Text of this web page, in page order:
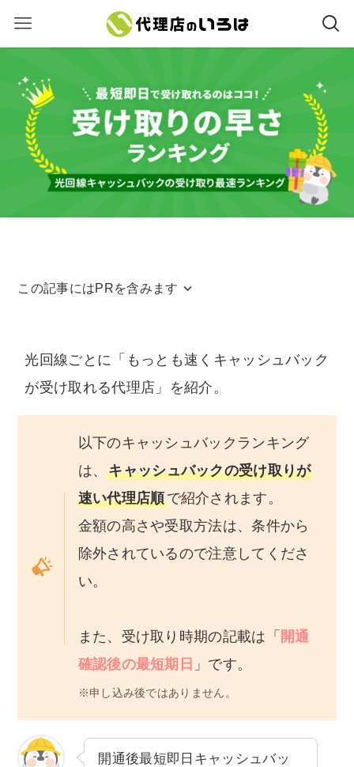
この記事にはPRを含みます
トを運営するための費用に充てられています。
また、コンテンツの内容やランキング比較結果
などに、広告の内容が影響することは一切ござ
いません。中立な立場でユーザー様に納得いた
だける情報を提供します。
光回線ごとに「もっとも速くキャッシュバック
が受け取れる代理店」を紹介。
以下のキャッシュバックランキング
は、キャッシュバックの受け取りが
速い代理店順で紹介されます。
金額の高さや受取方法は、条件から
除外されているので注意してくださ
い。
また、受け取り時期の記載は「 開通
確認後の最短期日 」です。
※申し込み後ではありません。
開通後最短即日キャッシュバッ